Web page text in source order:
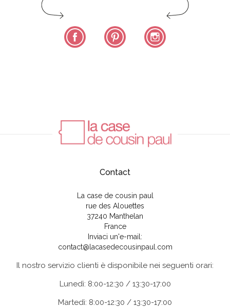
Facebook Pinterest
Contact
La case de cousin paul
rue des Alouettes
37240 Manthelan
France
Inviaci un'e-mail:
contact@lacasedecousinpaul.com
Il nostro servizio clienti è disponibile nei seguenti orari:
Lunedì: 8:00-12:30 / 13:30-17:00
Martedì: 8:00-12:30 / 13:30-17:00